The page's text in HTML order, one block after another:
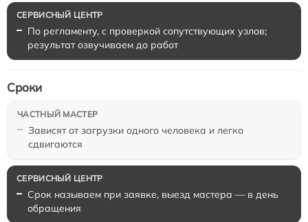
По регламенту, с проверкой сопутствующих узлов;
результат озвучиваем до работ
Зависят от загрузки одного человека и легко
сдвигаются
Сроки
Срок называем при заявке, выезд мастера — в день
обращения